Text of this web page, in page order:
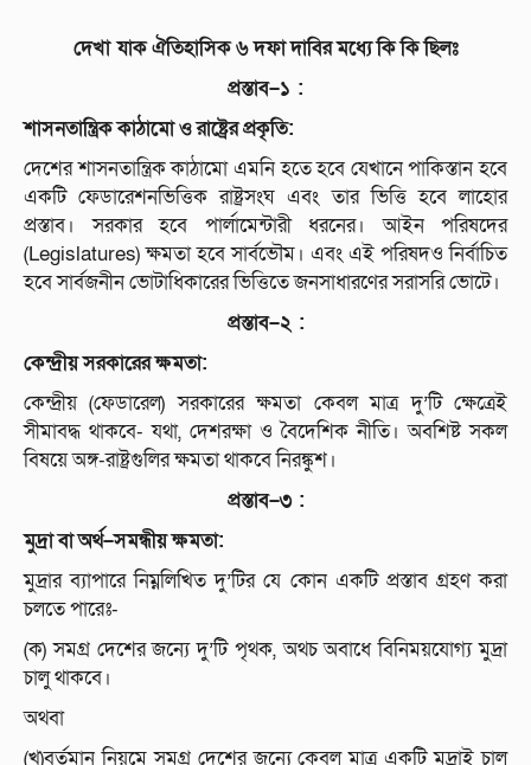
দেখা যাকঐতিহাসিক৬দফাদাবিরমধ্যেকিকিছিলঃ
প্রস্তাব–১ :
শাসনতান্ত্রিককাঠামোওরাষ্ট্রেরপ্রকৃতি:
দেশের শাসনতান্ত্রিক কাঠামো এমনি হতে হবে যেখানে পাকিস্তান হবে
একটি ফেডারেশনভিত্তিক রাষ্ট্রসংঘ এবং তার ভিত্তি হবে লাহোর
প্রস্তাব। সরকার হবে পার্লামেন্টারী ধরনের। আইন পরিষদের
(Legislatures) ক্ষমতা হবে সার্বভৌম। এবং এই পরিষদও নির্বাচিত
হবে সার্বজনীন ভোটাধিকারের ভিত্তিতে জনসাধারণের সরাসরি ভোটে।
প্রস্তাব–২:
কেন্দ্রীয়সরকারেরক্ষমতা:
কেন্দ্রীয় (ফেডারেল) সরকারের ক্ষমতা কেবল মাত্র দু’টি ক্ষেত্রেই
সীমাবদ্ধ থাকবে- যথা, দেশরক্ষা ও বৈদেশিক নীতি। অবশিষ্ট সকল
বিষয়ে অঙ্গ-রাষ্ট্রগুলির ক্ষমতা থাকবে নিরঙ্কুশ।
প্রস্তাব–৩:
মুদ্রাবাঅর্থ–সমন্ধীয়ক্ষমতা:
মুদ্রার ব্যাপারে নিম্নলিখিত দু’টির যে কোন একটি প্রস্তাব গ্রহণ করা
চলতে পারেঃ-
(ক) সমগ্র দেশের জন্যে দু’টি পৃথক, অথচ অবাধে বিনিময়যোগ্য মুদ্রা
চালু থাকবে।
অথবা
(খ)বর্তমান নিয়মে সমগ্র দেশের জন্যে কেবল মাত্র একটি মুদ্রাই চালু